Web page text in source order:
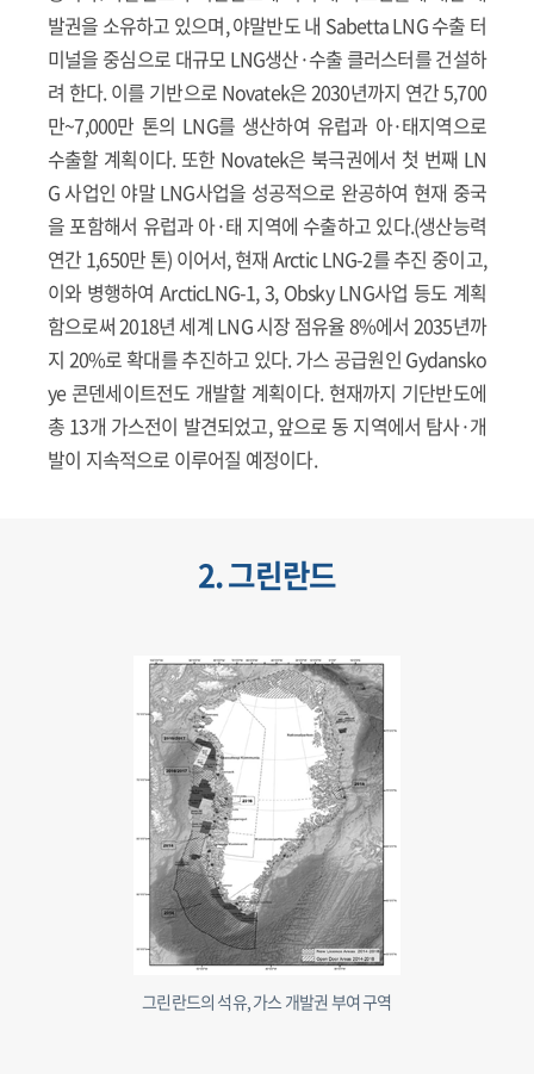
발권을 소유하고 있으며, 야말반도 내 Sabetta LNG 수출 터
미널을 중심으로 대규모 LNG생산·수출 클러스터를 건설하
려 한다. 이를 기반으로 Novatek은 2030년까지 연간 5,700
만~7,000만 톤의 LNG를 생산하여 유럽과 아·태지역으로
수출할 계획이다. 또한 Novatek은 북극권에서 첫 번째 LN
G 사업인 야말 LNG사업을 성공적으로 완공하여 현재 중국
을 포함해서 유럽과 아·태 지역에 수출하고 있다.(생산능력
연간 1,650만 톤) 이어서, 현재 Arctic LNG-2를 추진 중이고,
이와 병행하여 ArcticLNG-1, 3, Obsky LNG사업 등도 계획
함으로써 2018년 세계 LNG 시장 점유율 8%에서 2035년까
지 20%로 확대를 추진하고 있다. 가스 공급원인 Gydansko
ye 콘덴세이트전도 개발할 계획이다. 현재까지 기단반도에
총 13개 가스전이 발견되었고, 앞으로 동 지역에서 탐사·개
발이 지속적으로 이루어질 예정이다.
2. 그린란드
그린란드의 석유, 가스 개발권 부여 구역